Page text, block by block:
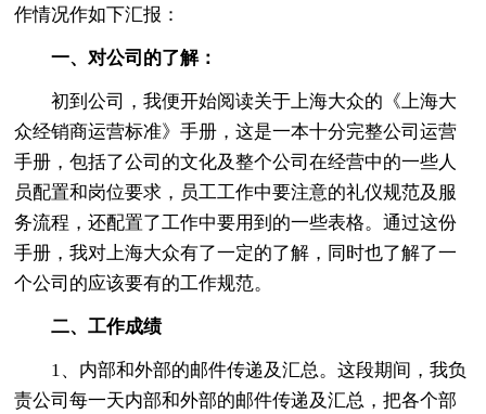
作情况作如下汇报：
一、对公司的了解：
初到公司，我便开始阅读关于上海大众的《上海大
众经销商运营标准》手册，这是一本十分完整公司运营
手册，包括了公司的文化及整个公司在经营中的一些人
员配置和岗位要求，员工工作中要注意的礼仪规范及服
务流程，还配置了工作中要用到的一些表格。通过这份
手册，我对上海大众有了一定的了解，同时也了解了一
个公司的应该要有的工作规范。
二、工作成绩
1、内部和外部的邮件传递及汇总。这段期间，我负
责公司每一天内部和外部的邮件传递及汇总，把各个部